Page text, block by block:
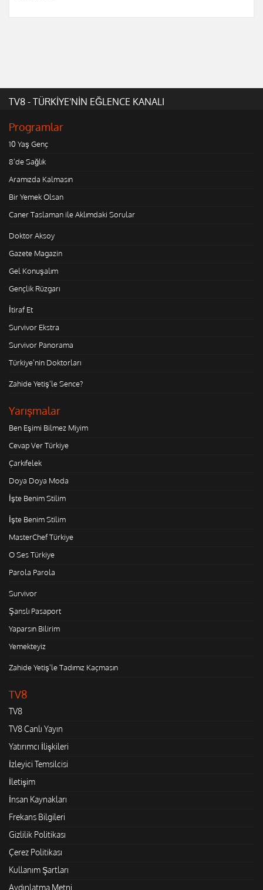
TV8 - TÜRKİYE'NİN EĞLENCE KANALI
Programlar
10 Yaş Genç
8'de Sağlık
Aramızda Kalmasın
Bir Yemek Olsan
Caner Taslaman ile Aklımdaki Sorular
Doktor Aksoy
Gazete Magazin
Gel Konuşalım
Gençlik Rüzgarı
İtiraf Et
Survivor Ekstra
Survivor Panorama
Türkiye'nin Doktorları
Zahide Yetiş'le Sence?
Yarışmalar
Ben Eşimi Bilmez Miyim
Cevap Ver Türkiye
Çarkıfelek
Doya Doya Moda
İşte Benim Stilim
İşte Benim Stilim
MasterChef Türkiye
O Ses Türkiye
Parola Parola
Survivor
Şanslı Pasaport
Yaparsın Bilirim
Yemekteyiz
Zahide Yetiş'le Tadımız Kaçmasın
TV8
TV8
TV8 Canlı Yayın
Yatırımcı İlişkileri
İzleyici Temsilcisi
İletişim
İnsan Kaynakları
Frekans Bilgileri
Gizlilik Politikası
Çerez Politikası
Kullanım Şartları
Aydınlatma Metni